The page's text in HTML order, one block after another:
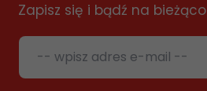
Zapisz się i bądź na bieżąco
-- wpisz adres e-mail --